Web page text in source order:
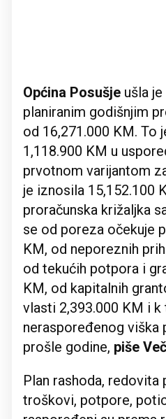
Općina Posušje ušla
planiranim godišnjim
od 16,271.000 KM. To
1,118.900 KM u
prvotnom varijantom
je iznosila 15,152.100
proračunska križaljka
se od poreza očekuje
KM, od neporeznih
od tekućih potpora i
KM, od kapitalnih
vlasti 2,393.000 KM i
neraspoređenog viška
prošle godine, piše
Plan rashoda, redovita
troškovi, potpore,